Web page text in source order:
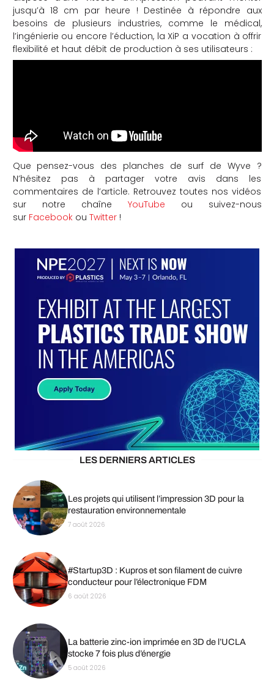
jusqu’à 18 cm par heure ! Destinée à répondre aux
besoins de plusieurs industries, comme le médical,
l’ingénierie ou encore l’éduction, la XiP a vocation à offrir
flexibilité et haut débit de production à ses utilisateurs :
Que pensez-vous des planches de surf de Wyve ?
N’hésitez pas à partager votre avis dans les
commentaires de l’article. Retrouvez toutes nos vidéos
sur notre chaîne YouTube ou suivez-nous
sur Facebookou Twitter!
LES DERNIERS ARTICLES
Les projets qui utilisent l’impression 3D pour la
restauration environnementale
7 août 2026
#Startup3D : Kupros et son filament de cuivre
conducteur pour l’électronique FDM
6 août 2026
La batterie zinc-ion imprimée en 3D de l’UCLA
stocke 7 fois plus d’énergie
5 août 2026